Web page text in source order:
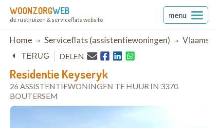
WOONZORGWEB
dé rusthuizen & serviceflats website
menu
Breadcrumb
Home Serviceflats (assistentiewoningen) Vlaams-
Residentie Keyseryk
26 ASSISTENTIEWONINGEN TE HUUR IN 3370
BOUTERSEM
TERUG DELEN
open in Google Maps